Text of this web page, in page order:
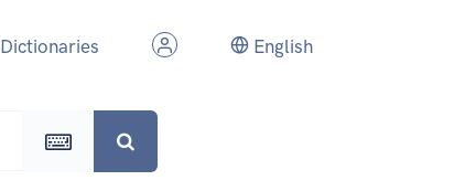
Dictionaries English